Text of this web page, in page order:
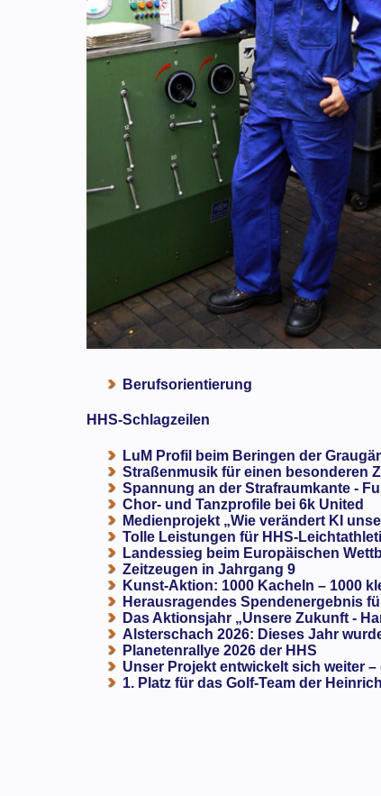
Berufsorientierung
HHS-Schlagzeilen
LuM Profil beim Beringen der
Straßenmusik für einen besonderen
Spannung an der Strafraumkante -
Chor- und Tanzprofile bei 6k United
Medienprojekt „Wie verändert KI
Tolle Leistungen für HHS-
Landessieg beim Europäischen
Zeitzeugen in Jahrgang 9
Kunst-Aktion: 1000 Kacheln – 1000
Herausragendes Spendenergebnis
Das Aktionsjahr „Unsere Zukunft -
Alsterschach 2026: Dieses Jahr
Planetenrallye 2026 der HHS
Unser Projekt entwickelt sich weiter
1. Platz für das Golf-Team der